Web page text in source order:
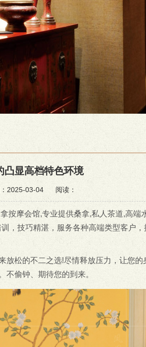
凸显高档特色环境
2025-03-04 阅读：
按摩会馆,专业提供桑拿,私人茶道,高端
，技巧精湛，服务各种高端类型客户
松的不二之选!尽情释放压力，让您的
不偷钟、期待您的到来。